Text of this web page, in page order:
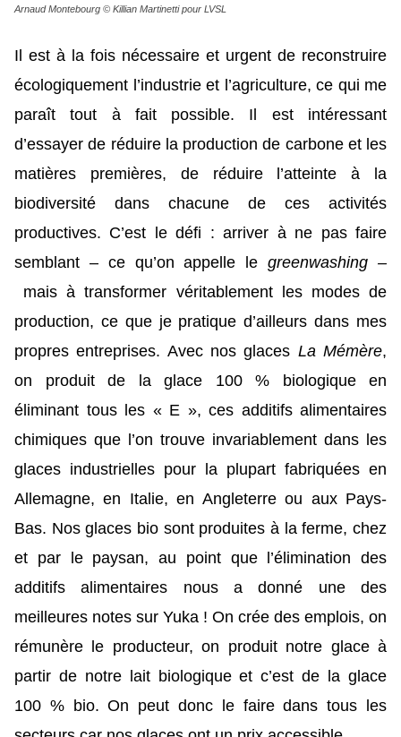
Arnaud Montebourg © Killian Martinetti pour LVSL
Il est à la fois nécessaire et urgent de reconstruire
écologiquement l’industrie et l’agriculture, ce qui me
paraît tout à fait possible. Il est intéressant
d’essayer de réduire la production de carbone et les
matières premières, de réduire l’atteinte à la
biodiversité dans chacune de ces activités
productives. C’est le défi : arriver à ne pas faire
semblant – ce qu’on appelle legreenwashing –
mais à transformer véritablement les modes de
production, ce que je pratique d’ailleurs dans mes
propres entreprises. Avec nos glaces La Mémère,
on produit de la glace 100 % biologique en
éliminant tous les « E », ces additifs alimentaires
chimiques que l’on trouve invariablement dans les
glaces industrielles pour la plupart fabriquées en
Allemagne, en Italie, en Angleterre ou aux Pays-
Bas. Nos glaces bio sont produites à la ferme, chez
et par le paysan, au point que l’élimination des
additifs alimentaires nous a donné une des
meilleures notes sur Yuka ! On crée des emplois, on
rémunère le producteur, on produit notre glace à
partir de notre lait biologique et c’est de la glace
100 % bio. On peut donc le faire dans tous les